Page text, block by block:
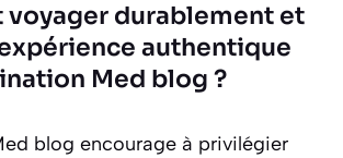
voyager durablement et
authentique
Med blog ?
blog encourage à privilégier